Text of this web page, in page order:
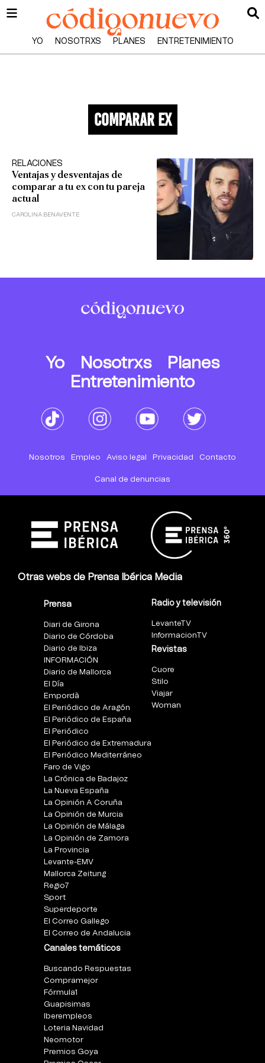
YO NOSOTRXS PLANES ENTRETENIMIENTO
comparar ex
RELACIONES
Ventajas y desventajas de
comparar a tu ex con tu pareja
actual
CAROLINA BENAVENTE
Yo Nosotrxs
Planes
Entretenimiento
Nosotros Empleo Aviso legal Privacidad Contacto
Canal de denuncias
Otras webs de Prensa Ibérica Media
Prensa
Diari de Girona
Diario de Córdoba
Diario de Ibiza
INFORMACIÓN
Diario de Mallorca
El Día
Empordà
El Periódico de Aragón
El Periódico de España
El Periódico
El Periódico de Extremadura
El Periódico Mediterráneo
Faro de Vigo
La Crónica de Badajoz
La Nueva España
La Opinión A Coruña
La Opinión de Murcia
La Opinión de Málaga
La Opinión de Zamora
La Provincia
Levante-EMV
Mallorca Zeitung
Regio7
Sport
Superdeporte
El Correo Gallego
El Correo de Andalucia
Canales temáticos
Buscando Respuestas
Compramejor
Fórmula1
Guapisimas
Iberempleos
Loteria Navidad
Neomotor
Premios Goya
Radio y televisión
LevanteTV
InformacionTV
Revistas
Cuore
Stilo
Viajar
Woman